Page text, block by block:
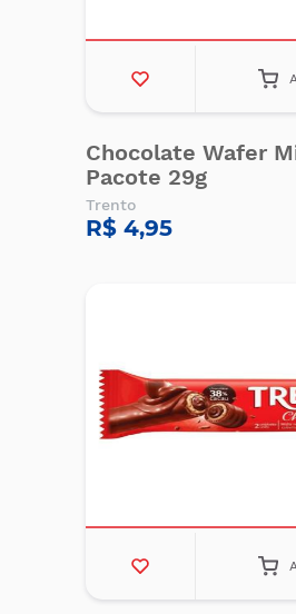
Chocolate Wafer
Pacote 29g
Trento
R$ 4,95